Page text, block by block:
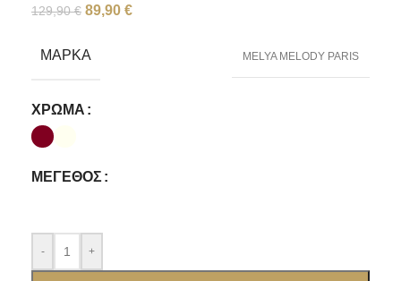
129,90€ 89,90 €
ΜΆΡΚΑ MELYA MELODY PARIS
ΧΡΏΜΑ
ΜΈΓΕΘΟΣ
- +